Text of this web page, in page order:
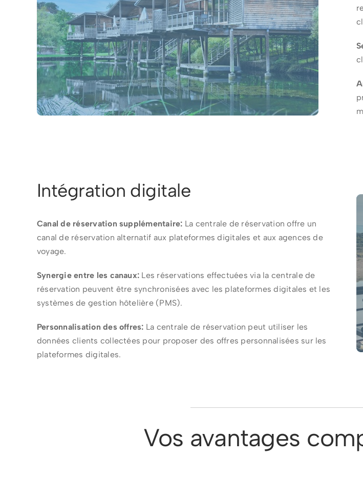
Intégration digitale
Canal de réservation supplémentaire: La centrale de réservation offre un
canal de réservation alternatif aux plateformes digitales et aux agences de
voyage.
Synergie entre les canaux: Les réservations effectuées via la centrale de
réservation peuvent être synchronisées avec les plateformes digitales et les
systèmes de gestion hôtelière (PMS).
Personnalisation des offres: La centrale de réservation peut utiliser les
données clients collectées pour proposer des offres personnalisées sur les
plateformes digitales.
Vos avantages